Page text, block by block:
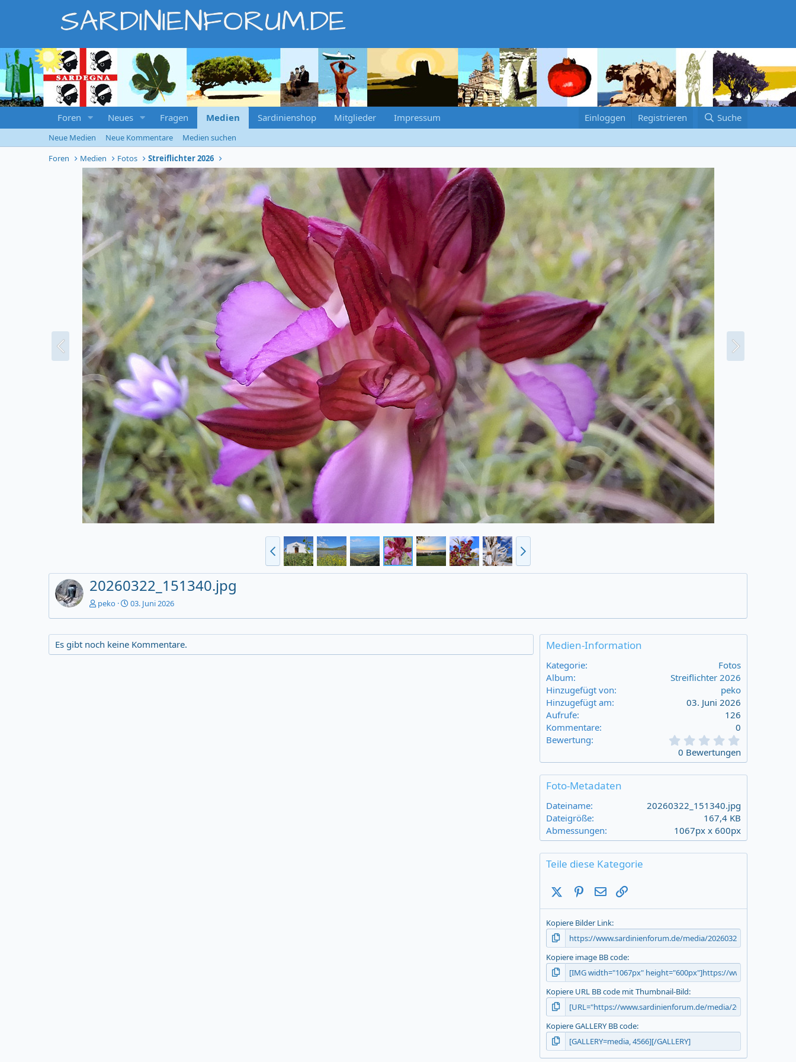
SARDINIENFORUM.DE
Foren Neues Fragen Medien Sardinienshop Mitglieder Impressum Einloggen Registrieren Suche
Neue Medien Neue Kommentare
Medien suchen
Foren
Medien Fotos Streiflichter 2026
20260322_151340.jpg
peko 03. Juni 2026
Es gibt noch keine Kommentare. Medien-Information
Kategorie
Fotos
Album
Streiflichter 2026
Hinzugefügt von
peko
Hinzugefügt am
03. Juni 2026
Aufrufe
126
Kommentare
0
Bewertung
0
0
s
0 Bewertungen
Foto-Metadaten
Dateiname
20260322_151340.jpg
Dateigröße
167,4 KB
Abmessungen
1067px x 600px
Teile diese Kategorie
X (Twitter)Pinterest
E-Mail
Kopiere Bilder Link
Kopiere image BB code
Kopiere URL BB code mit Thumbnail-Bild
Kopiere GALLERY BB code